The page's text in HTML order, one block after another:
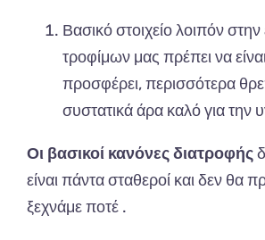
Βασικό στοιχείο λοιπόν
τροφίμων μας πρέπει να
προσφέρει, περισσότερα
συστατικά άρα καλό για την
Οι βασικοί κανόνες διατροφής
είναι πάντα σταθεροί και δεν θα
ξεχνάμε ποτέ .